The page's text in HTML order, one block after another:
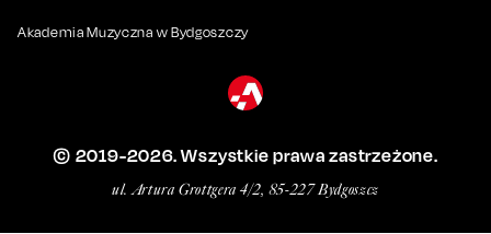
Akademia Muzyczna w Bydgoszczy
© 2019-2026. Wszystkie prawa zastrzeżone.
ul. Artura Grottgera 4/2, 85-227 Bydgoszcz